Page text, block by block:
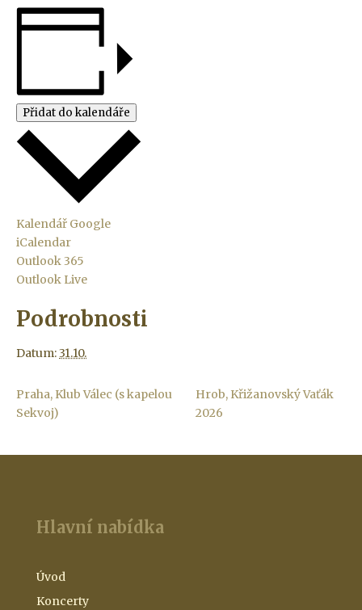
Přidat do kalendáře
Kalendář Google
iCalendar
Outlook 365
Outlook Live
Podrobnosti
Datum:31.10.
Praha, Klub Válec (s kapelou
Sekvoj)
Hrob, Křižanovský Vaťák
2026
Hlavní nabídka
Úvod
Koncerty